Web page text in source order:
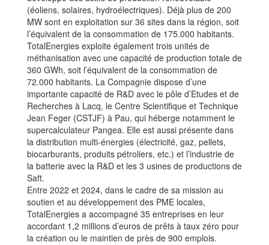
(éoliens, solaires, hydroélectriques). Déjà plus de 200
MW sont en exploitation sur 36 sites dans la région, soit
l’équivalent de la consommation de 175.000 habitants.
TotalEnergies exploite également trois unités de
méthanisation avec une capacité de production totale de
360 GWh, soit l’équivalent de la consommation de
72.000 habitants. La Compagnie dispose d’une
importante capacité de R&D avec le pôle d’Etudes et de
Recherches à Lacq, le Centre Scientifique et Technique
Jean Feger (CSTJF) à Pau, qui héberge notamment le
supercalculateur Pangea. Elle est aussi présente dans
la distribution multi-énergies (électricité, gaz, pellets,
biocarburants, produits pétroliers, etc.) et l’industrie de
la batterie avec la R&D et les 3 usines de productions de
Saft.
Entre 2022 et 2024, dans le cadre de sa mission au
soutien et au développement des PME locales,
TotalEnergies a accompagné 35 entreprises en leur
accordant 1,2 millions d’euros de prêts à taux zéro pour
la création ou le maintien de près de 900 emplois.